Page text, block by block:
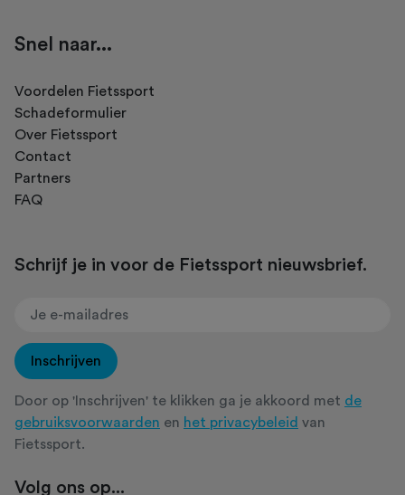
Snel naar...
Voordelen Fietssport
Schadeformulier
Over Fietssport
Contact
Partners
FAQ
Schrijf je in voor de Fietssport nieuwsbrief.
Inschrijven
Door op 'Inschrijven' te klikken ga je akkoord met de
gebruiksvoorwaarden en het privacybeleid van
Fietssport.
Volg ons op...